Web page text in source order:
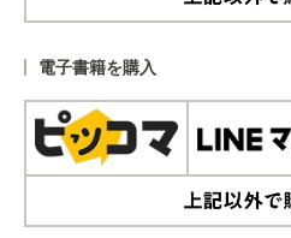
電子書籍を購入